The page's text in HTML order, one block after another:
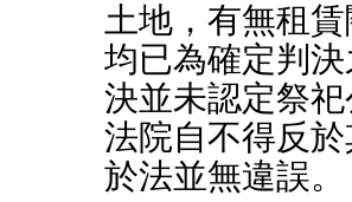
土地，有無租
均已為確定判
決並未認定祭
法院自不得反
於法並無違誤。